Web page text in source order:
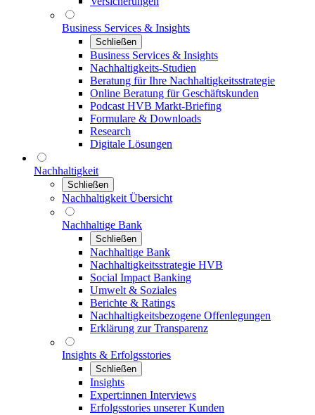
Business Services & Insights
Schließen
Business Services & Insights
Nachhaltigkeits-Studien
Beratung für Ihre Nachhaltigkeitsstrategie
Online Beratung für Geschäftskunden
Podcast HVB Markt-Briefing
Formulare & Downloads
Research
Digitale Lösungen
Nachhaltigkeit
Schließen
Nachhaltigkeit Übersicht
Nachhaltige Bank
Schließen
Nachhaltige Bank
Nachhaltigkeitsstrategie HVB
Social Impact Banking
Umwelt & Soziales
Berichte & Ratings
Nachhaltigkeitsbezogene Offenlegungen
Erklärung zur Transparenz
Insights & Erfolgsstories
Schließen
Insights
Expert:innen Interviews
Erfolgsstories unserer Kunden